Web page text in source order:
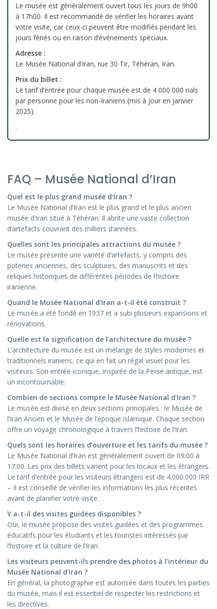
Le musée est généralement ouvert tous les jours de 9h00
à 17h00. Il est recommandé de vérifier les horaires avant
votre visite, car ceux-ci peuvent être modifiés pendant les
jours fériés ou en raison d’événements spéciaux.
Adresse :
Le Musée National d’Iran, rue 30 Tir, Téhéran, Iran.
Prix du billet :
Le tarif d’entrée pour chaque musée est de 4 000 000 rials
par personne pour les non-Iraniens (mis à jour en janvier
2025).
.
FAQ – Musée National d’Iran
Quel est le plus grand musée d’Iran ?
Le Musée National d’Iran est le plus grand et le plus ancien
musée d’Iran situé à Téhéran. Il abrite une vaste collection
d’artefacts couvrant des milliers d’années.
Quelles sont les principales attractions du musée ?
Le musée présente une variété d’artefacts, y compris des
poteries anciennes, des sculptures, des manuscrits et des
reliques historiques de différentes périodes de l’histoire
iranienne.
Quand le Musée National d’Iran a-t-il été construit ?
Le musée a été fondé en 1937 et a subi plusieurs expansions et
rénovations.
Quelle est la signification de l’architecture du musée ?
L’architecture du musée est un mélange de styles modernes et
traditionnels iraniens, ce qui en fait un régal visuel pour les
visiteurs. Son entrée iconique, inspirée de la Perse antique, est
un incontournable.
Combien de sections compte le Musée National d’Iran ?
Le musée est divisé en deux sections principales : le Musée de
l’Iran Ancien et le Musée de l’époque islamique. Chaque section
offre un voyage chronologique à travers l’histoire de l’Iran.
Quels sont les horaires d’ouverture et les tarifs du musée ?
Le Musée National d’Iran est généralement ouvert de 09:00 à
17:00. Les prix des billets varient pour les locaux et les étrangers.
Le tarif d’entrée pour les visiteurs étrangers est de 4.000.000 IRR
– Il est conseillé de vérifier les informations les plus récentes
avant de planifier votre visite.
Y a-t-il des visites guidées disponibles ?
Oui, le musée propose des visites guidées et des programmes
éducatifs pour les étudiants et les touristes intéressés par
l’histoire et la culture de l’Iran.
Les visiteurs peuvent-ils prendre des photos à l’intérieur du
Musée National d’Iran ?
En général, la photographie est autorisée dans toutes les parties
du musée, mais il est essentiel de respecter les restrictions et
les directives.